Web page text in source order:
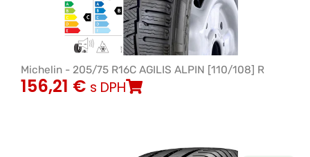
Michelin - 205/75 R16C AGILIS ALPIN [110/108] R
156,21 € s DPH